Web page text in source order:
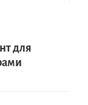
для